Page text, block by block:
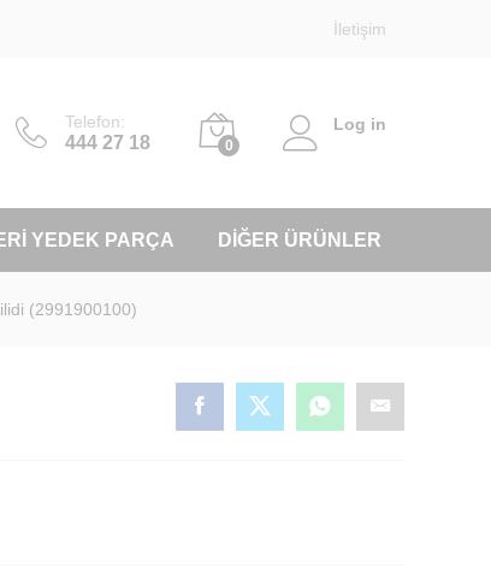
İletişim
Telefon:
444 27 18 0
Log in
YEDEK PARÇA DIĞER ÜRÜNLER
(2991900100)